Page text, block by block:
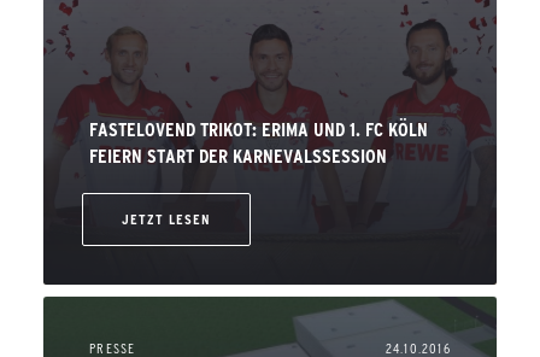
FASTELOVEND TRIKOT: ERIMA UND 1. FC KÖLN
FEIERN START DER KARNEVALSSESSION
JETZT LESEN
PRESSE 24.10.2016